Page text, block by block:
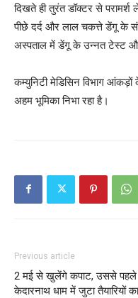
दिखते ही तुरंत डॉक्टर से
पीछे दर्द और लाल चकत्ते डेंगू के
अस्पताल में डेंगू के उन्नत टेस्ट और
कम्युनिटी मेडिसिन विभाग
अहम भूमिका निभा रहा है।
Previous article
2 मई से खुलेंगे कपाट, उससे पहले
केदारनाथ धाम में जुटा तैयारियों का